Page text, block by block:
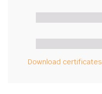
Download certificates